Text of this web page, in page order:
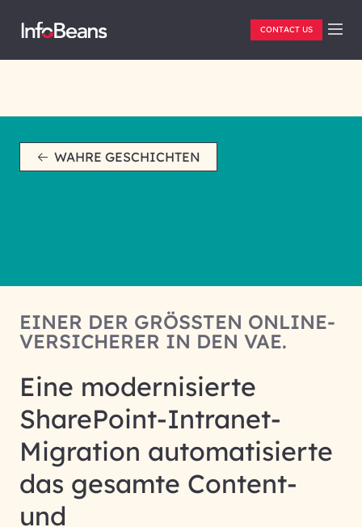
CONTACT US
WAHRE GESCHICHTEN
EINER DER GRÖSSTEN ONLINE-V
ERSICHERER IN DEN VAE.
Eine modernisierte
SharePoint-Intranet-
Migration automatisierte
das gesamte Content-
und